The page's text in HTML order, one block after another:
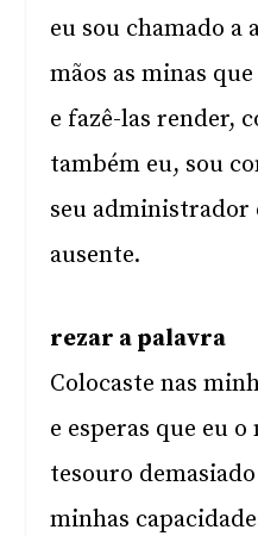
eu sou chamado a
mãos as minas
e fazê-las render,
também eu, sou
seu administrador
ausente.
rezar a palavra
Colocaste nas
e esperas que eu
tesouro
minhas